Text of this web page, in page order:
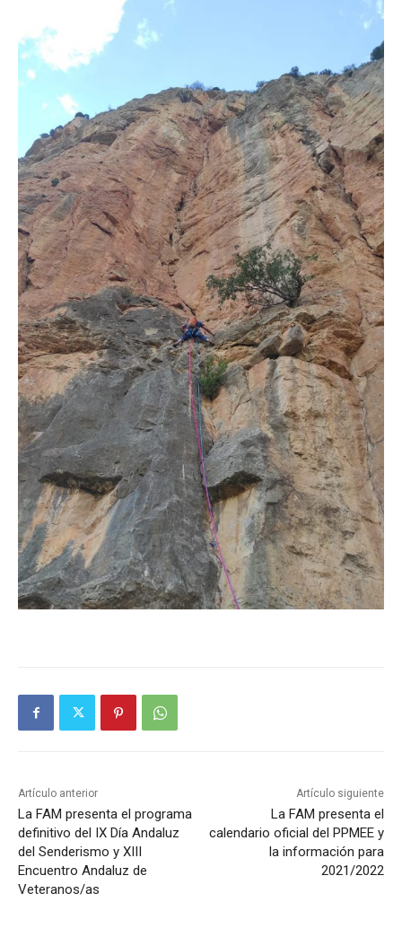
Artículo anterior
La FAM presenta el programa
definitivo del IX Día Andaluz
del Senderismo y XIII
Encuentro Andaluz de
Veteranos/as
Artículo siguiente
La FAM presenta el
calendario oficial del PPMEE y
la información para
2021/2022